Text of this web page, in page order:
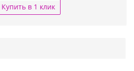
Купить в 1 клик